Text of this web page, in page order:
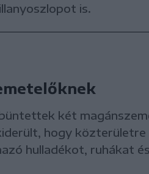
is.
két
hogy közterületre
hulladékot, ruhákat és